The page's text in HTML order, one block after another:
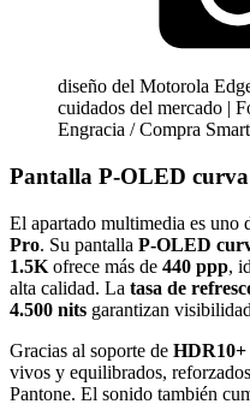
diseño del Motorola
cuidados del mercado |
Engracia / Compra
Pantalla P-OLED
El apartado multimedia es uno
Pro. Su pantalla P-OLED
1.5K ofrece más de 440 ppp,
alta calidad. La tasa de
4.500 nits garantizan
Gracias al soporte de HDR10+
vivos y equilibrados,
Pantone. El sonido también